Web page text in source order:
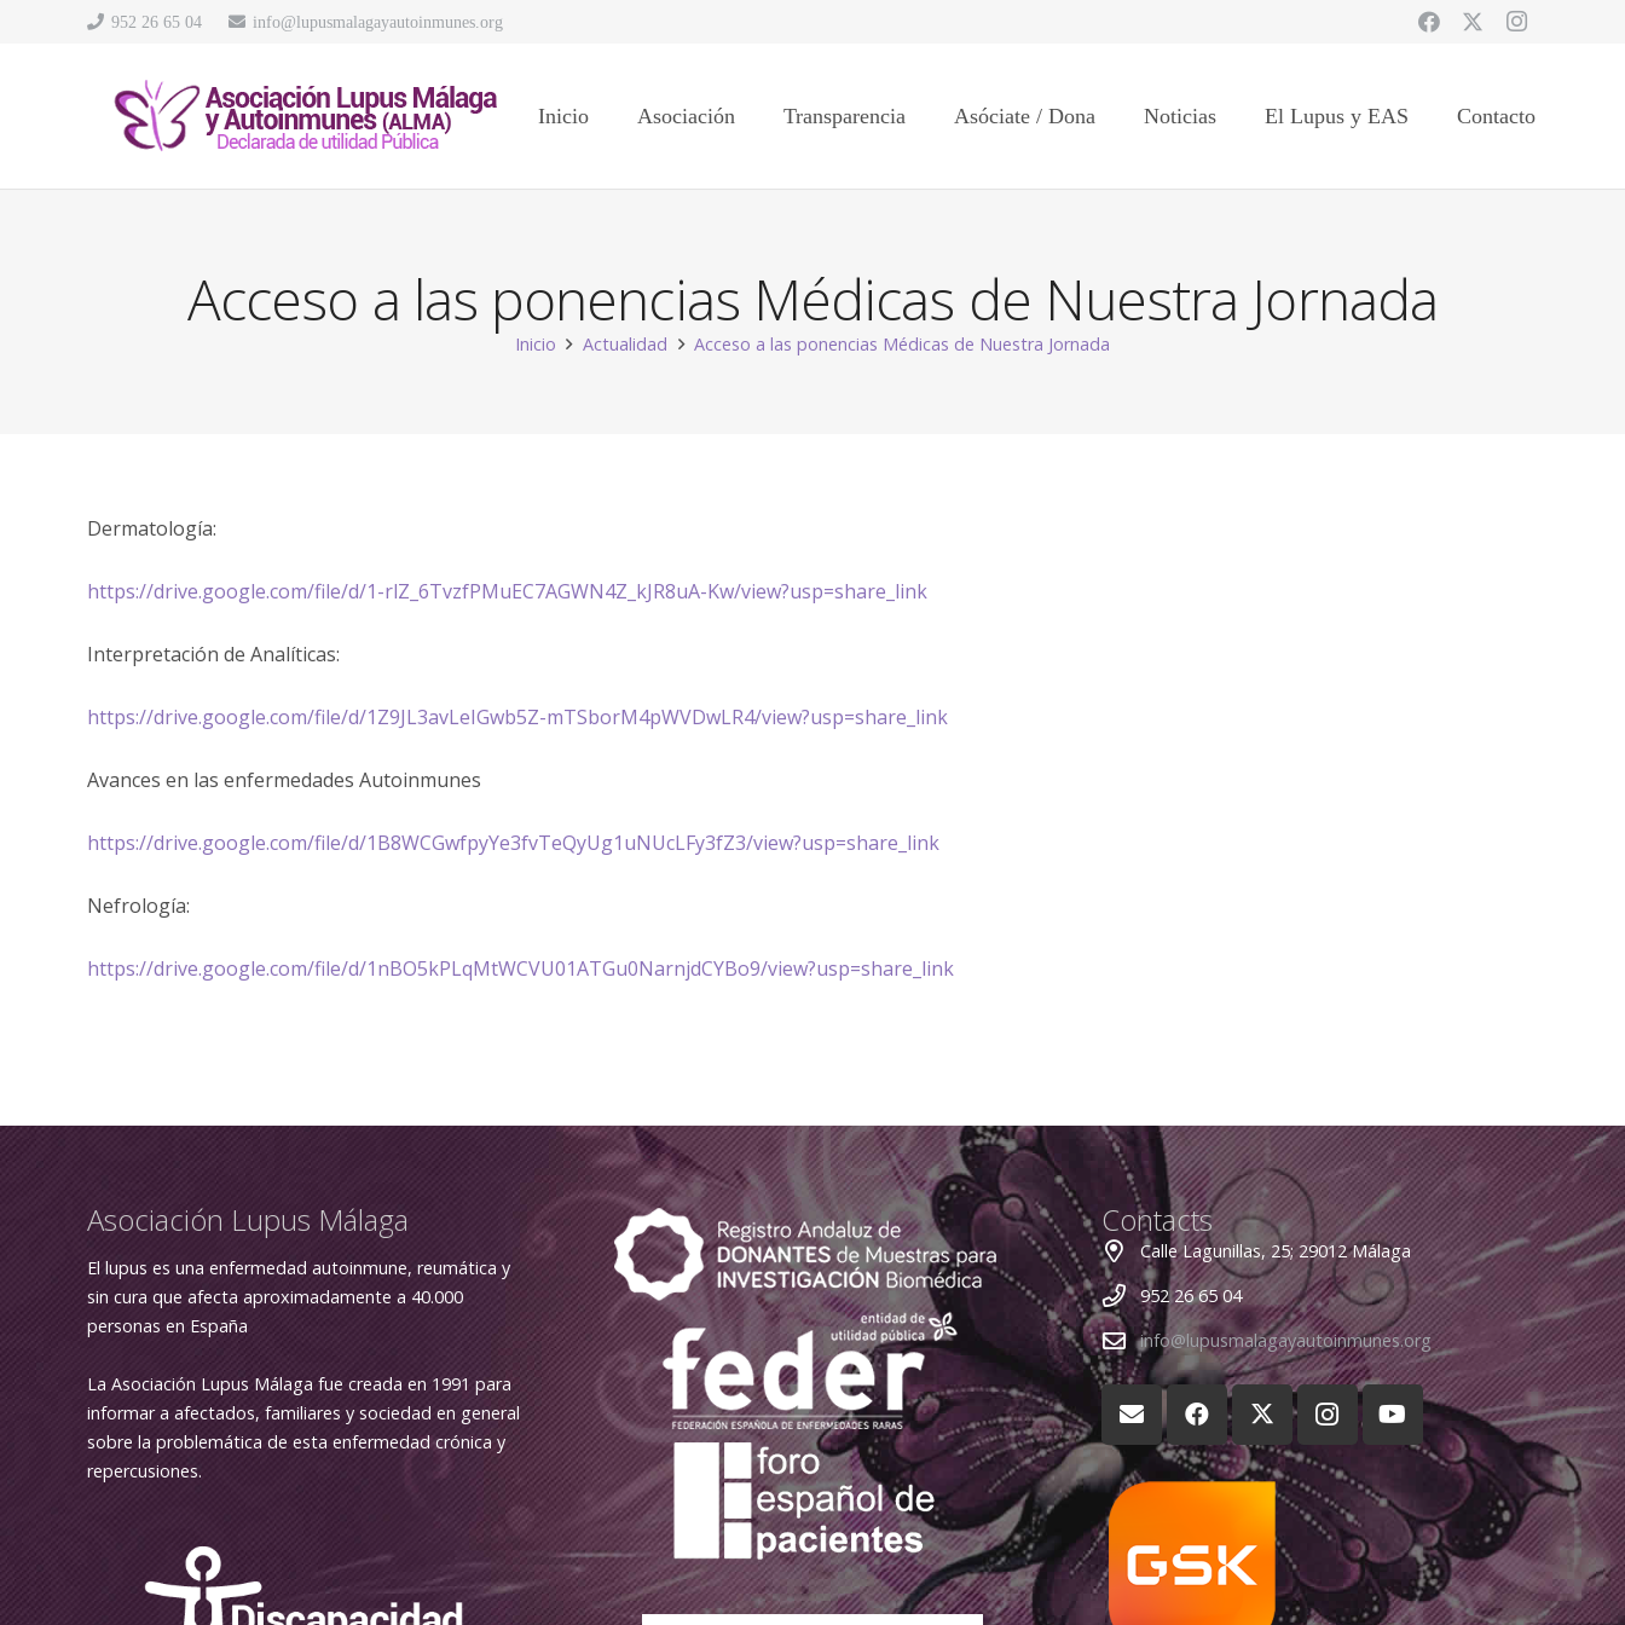
952 26 65 04 info@lupusmalagayautoinmunes.org
Inicio Asociación Transparencia Asóciate / Dona Noticias El Lupus y EAS Contacto
Acceso a las ponencias Médicas de Nuestra Jornada
Inicio Actualidad Acceso a las ponencias Médicas de Nuestra Jornada
Dermatología:
https://drive.google.com/file/d/1-rlZ_6TvzfPMuEC7AGWN4Z_kJR8uA-Kw/view?usp=share_link
Interpretación de Analíticas:
https://drive.google.com/file/d/1Z9JL3avLeIGwb5Z-mTSborM4pWVDwLR4/view?usp=share_link
Avances en las enfermedades Autoinmunes
https://drive.google.com/file/d/1B8WCGwfpyYe3fvTeQyUg1uNUcLFy3fZ3/view?usp=share_link
Nefrología:
https://drive.google.com/file/d/1nBO5kPLqMtWCVU01ATGu0NarnjdCYBo9/view?usp=share_link
Asociación Lupus Málaga
El lupus es una enfermedad autoinmune, reumática y
sin cura que afecta aproximadamente a 40.000
personas en España
La Asociación Lupus Málaga fue creada en 1991 para
informar a afectados, familiares y sociedad en general
sobre la problemática de esta enfermedad crónica y
repercusiones.
Contacts
Calle Lagunillas, 25; 29012 Málaga
952 26 65 04
info@lupusmalagayautoinmunes.org